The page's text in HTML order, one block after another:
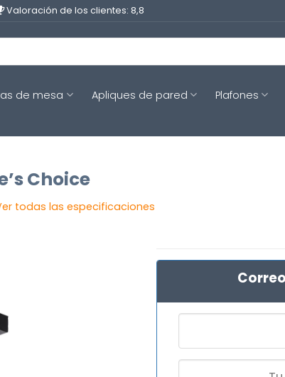
Valoración de los clientes: 8,8
de mesa Apliques de pared Plafones
Choice
todas las especificaciones